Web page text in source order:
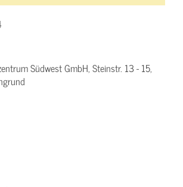
Südwest GmbH, Steinstr. 13 - 15,